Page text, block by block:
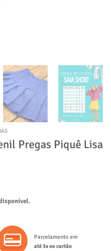
Pregas Piquê Lisa
Parcelamento em
até 3x no cartão